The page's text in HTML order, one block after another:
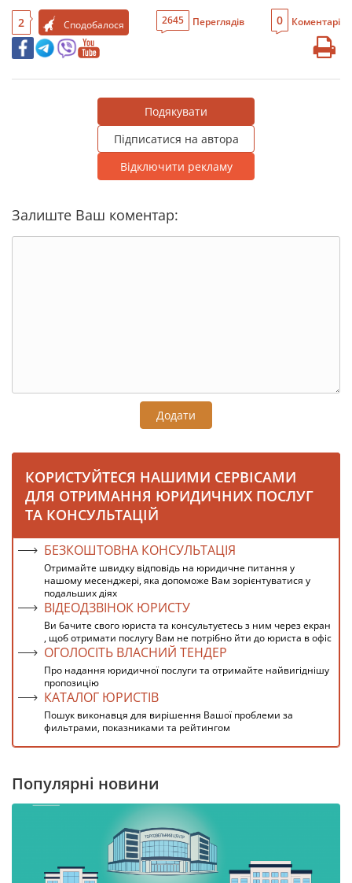
2 Сподобалося 2645 Переглядів 0 Коментарі
Подякувати
Підписатися на автора
Відключити рекламу
Залиште Ваш коментар:
Додати
КОРИСТУЙТЕСЯ НАШИМИ СЕРВІСАМИ
ДЛЯ ОТРИМАННЯ ЮРИДИЧНИХ ПОСЛУГ
ТА КОНСУЛЬТАЦІЙ
БЕЗКОШТОВНА КОНСУЛЬТАЦІЯ
Отримайте швидку відповідь на юридичне питання у
нашому месенджері, яка допоможе Вам зорієнтуватися у
подальших діях
ВІДЕОДЗВІНОК ЮРИСТУ
Ви бачите свого юриста та консультуєтесь з ним через екран
, щоб отримати послугу Вам не потрібно йти до юриста в офіс
ОГОЛОСІТЬ ВЛАСНИЙ ТЕНДЕР
Про надання юридичної послуги та отримайте найвигіднішу
пропозицію
КАТАЛОГ ЮРИСТІВ
Пошук виконавця для вирішення Вашої проблеми за
фильтрами, показниками та рейтингом
Популярні новини